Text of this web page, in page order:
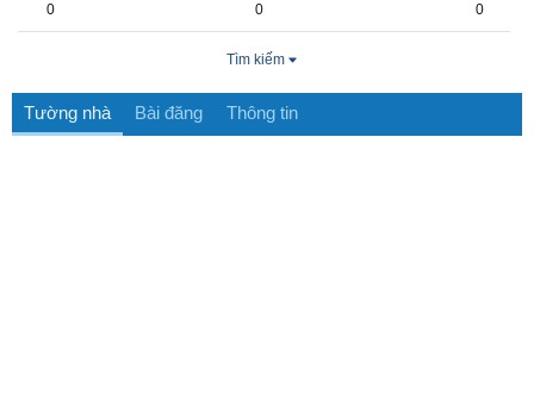
0 0 0
Tìm kiếm
Tường nhà Bài đăng Thông tin